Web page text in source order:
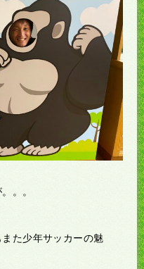
。。
た少年サッカーの魅